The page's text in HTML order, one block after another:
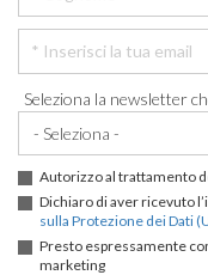
Seleziona la newsletter
Autorizzo al trattamento
Dichiaro di aver ricevuto
sulla Protezione dei Dati
Presto espressamente
marketing